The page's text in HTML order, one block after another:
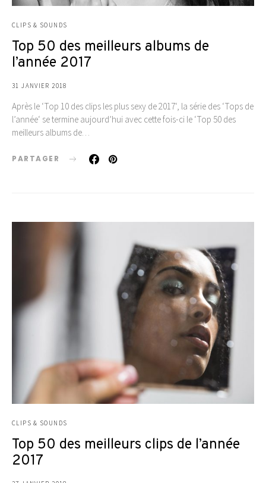
CLIPS & SOUNDS
Top 50 des meilleurs albums de
l’année 2017
31 JANVIER 2018
Après le ‘Top 10 des clips les plus sexy de 2017‘, la série des ‘Tops de
l’année‘ se termine aujourd’hui avec cette fois-ci le ‘Top 50 des
meilleurs albums de…
PARTAGER
CLIPS & SOUNDS
Top 50 des meilleurs clips de l’année
2017